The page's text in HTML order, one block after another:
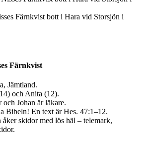
Färnkvist bott i Hara vid Storsjön i
Färnkvist
Jämtland.
och Anita (12).
Johan är läkare.
Bibeln! En text är Hes. 47:1–12.
skidor med lös häl – telemark,